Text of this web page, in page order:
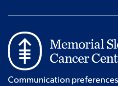
Communication preferences